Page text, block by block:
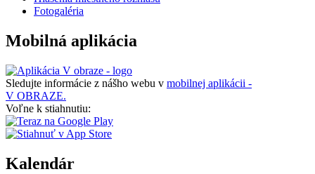
Fotogaléria
Mobilná aplikácia
Sledujte informácie z nášho webu v mobilnej aplikácii -
V OBRAZE.
Voľne k stiahnutiu:
Kalendár